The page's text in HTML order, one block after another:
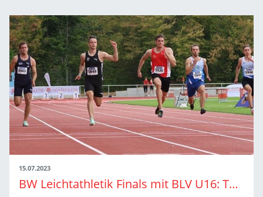
15.07.2023
BW Leichtathletik Finals mit BLV U16: Tag 1